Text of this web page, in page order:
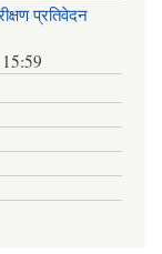
प्रतिवेदन